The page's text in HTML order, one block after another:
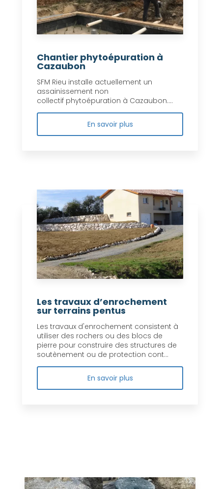
Chantier phytoépuration à
Cazaubon
SFM Rieu installe actuellement un
assainissement non
collectif phytoépuration à Cazaubon....
En savoir plus
Les travaux d’enrochement
sur terrains pentus
Les travaux d'enrochement consistent à
utiliser des rochers ou des blocs de
pierre pour construire des structures de
soutènement ou de protection cont...
En savoir plus